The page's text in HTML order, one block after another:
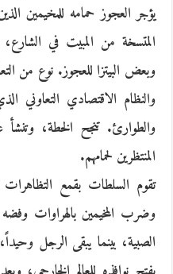
يؤجر العجوز حمامه للمخيمين
المتسخة من المبيت في
وبعض البيتزا للعجوز. نوع من
والنظام الاقتصادي التعاوني
والطوارئ. تنجح الخطة، وتنشأ
المنتظرين لحمامهم.
تقوم السلطات بقمع التظاهرات
وضرب المخيمين بالهراوات
الصبية، بينما يبقى الرجل